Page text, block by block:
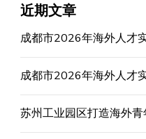
近期文章
成都市2026年海外人才
成都市2026年海外人才
苏州工业园区打造海外